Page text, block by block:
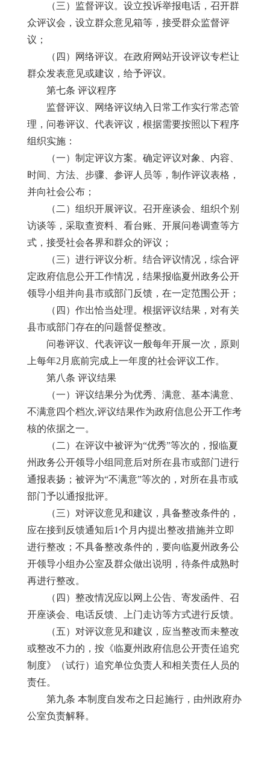
（三）监督评议。设立投诉举报电话，召开群
众评议会，设立群众意见箱等，接受群众监督评
议；
（四）网络评议。在政府网站开设评议专栏让
群众发表意见或建议，给予评议。
第七条 评议程序
监督评议、网络评议纳入日常工作实行常态管
理，问卷评议、代表评议，根据需要按照以下程序
组织实施：
（一）制定评议方案。确定评议对象、内容、
时间、方法、步骤、参评人员等，制作评议表格，
并向社会公布；
（二）组织开展评议。召开座谈会、组织个别
访谈等，采取查资料、看台账、开展问卷调查等方
式，接受社会各界和群众的评议；
（三）进行评议分析。结合评议情况，综合评
定政府信息公开工作情况，结果报临夏州政务公开
领导小组并向县市或部门反馈，在一定范围公开；
（四）作出恰当处理。根据评议结果，对有关
县市或部门存在的问题督促整改。
问卷评议、代表评议一般每年开展一次，原则
上每年2月底前完成上一年度的社会评议工作。
第八条 评议结果
（一）评议结果分为优秀、满意、基本满意、
不满意四个档次,评议结果作为政府信息公开工作考
核的依据之一。
（二）在评议中被评为“优秀”等次的，报临夏
州政务公开领导小组同意后对所在县市或部门进行
通报表扬；被评为“不满意”等次的，对所在县市或
部门予以通报批评。
（三）对评议意见和建议，具备整改条件的，
应在接到反馈通知后1个月内提出整改措施并立即
进行整改；不具备整改条件的，要向临夏州政务公
开领导小组办公室及群众做出说明，待条件成熟时
再进行整改。
（四）整改情况应以网上公告、寄发函件、召
开座谈会、电话反馈、上门走访等方式进行反馈。
（五）对评议意见和建议，应当整改而未整改
或整改不力的，按《临夏州政府信息公开责任追究
制度》（试行）追究单位负责人和相关责任人员的
责任。
第九条 本制度自发布之日起施行，由州政府办
公室负责解释。